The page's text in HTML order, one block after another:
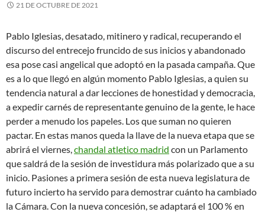
21 DE OCTUBRE DE 2021
Pablo Iglesias, desatado, mitinero y radical, recuperando el
discurso del entrecejo fruncido de sus inicios y abandonado
esa pose casi angelical que adoptó en la pasada campaña. Que
es a lo que llegó en algún momento Pablo Iglesias, a quien su
tendencia natural a dar lecciones de honestidad y democracia,
a expedir carnés de representante genuino de la gente, le hace
perder a menudo los papeles. Los que suman no quieren
pactar. En estas manos queda la llave de la nueva etapa que se
abrirá el viernes,chandal atletico madrid con un Parlamento
que saldrá de la sesión de investidura más polarizado que a su
inicio. Pasiones a primera sesión de esta nueva legislatura de
futuro incierto ha servido para demostrar cuánto ha cambiado
la Cámara. Con la nueva concesión, se adaptará el 100 % en